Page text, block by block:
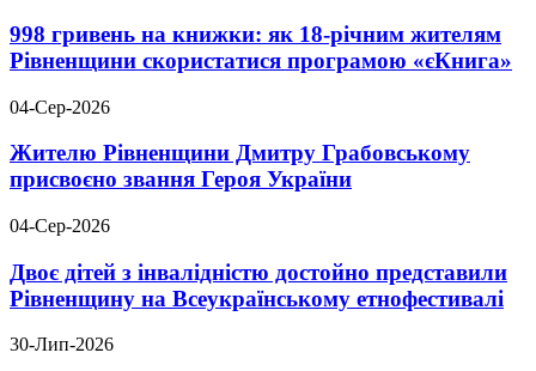
998 гривень на книжки: як 18-річним жителям
Рівненщини скористатися програмою «єКнига»
04-Сер-2026
Жителю Рівненщини Дмитру Грабовському
присвоєно звання Героя України
04-Сер-2026
Двоє дітей з інвалідністю достойно представили
Рівненщину на Всеукраїнському етнофестивалі
30-Лип-2026